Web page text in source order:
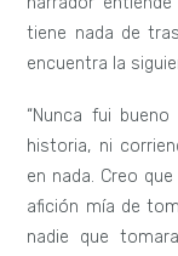
tiene nada de
encuentra la
“Nunca fui
historia, ni
en nada. Creo
afición mía de
nadie que